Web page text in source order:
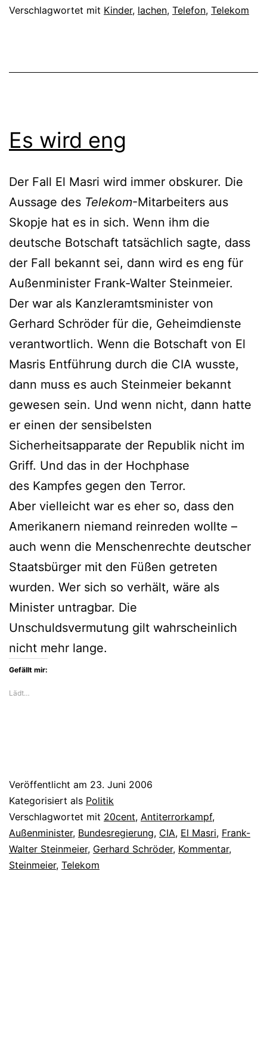
Verschlagwortet mit Kinder, lachen, Telefon, Telekom
Es wird eng
Der Fall El Masri wird immer obskurer. Die
Aussage des Telekom-Mitarbeiters aus
Skopje hat es in sich. Wenn ihm die
deutsche Botschaft tatsächlich sagte, dass
der Fall bekannt sei, dann wird es eng für
Außenminister Frank-Walter Steinmeier.
Der war als Kanzleramtsminister von
Gerhard Schröder für die, Geheimdienste
verantwortlich. Wenn die Botschaft von El
Masris Entführung durch die CIA wusste,
dann muss es auch Steinmeier bekannt
gewesen sein. Und wenn nicht, dann hatte
er einen der sensibelsten
Sicherheitsapparate der Republik nicht im
Griff. Und das in der Hochphase
des Kampfes gegen den Terror.
Aber vielleicht war es eher so, dass den
Amerikanern niemand reinreden wollte –
auch wenn die Menschenrechte deutscher
Staatsbürger mit den Füßen getreten
wurden. Wer sich so verhält, wäre als
Minister untragbar. Die
Unschuldsvermutung gilt wahrscheinlich
nicht mehr lange.
Gefällt mir:
Lädt…
Veröffentlicht am 23. Juni 2006
Kategorisiert als Politik
Verschlagwortet mit 20cent, Antiterrorkampf,
Außenminister, Bundesregierung, CIA, El Masri, Frank-
Walter Steinmeier, Gerhard Schröder, Kommentar,
Steinmeier, Telekom